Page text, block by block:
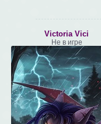
Victoria Vici
Не в игре